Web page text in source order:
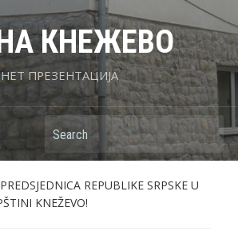
КНЕЖЕВО
ПРЕЗЕНТАЦИЈА
Search
PREDSJEDNICA REPUBLIKE SRPSKE U
KNEŽEVO!